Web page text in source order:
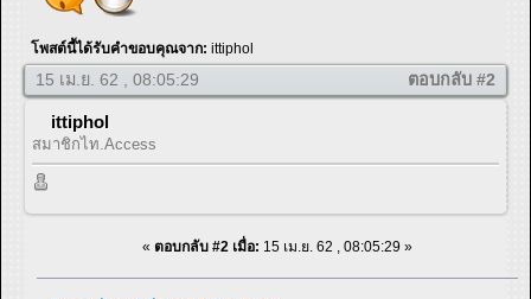
โพสต์นี้ได้รับคำขอบคุณจาก: ittiphol
15 เม.ย. 62 , 08:05:29 ตอบกลับ #2
ittiphol
สมาชิกไท.Access
« ตอบกลับ #2 เมื่อ: 15 เม.ย. 62 , 08:05:29 »